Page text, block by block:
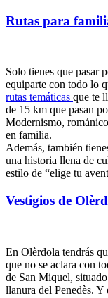
Rutas para
Solo tienes que pasar
equiparte con todo lo
rutas temáticas que te
de 15 km que pasan
Modernismo,
en familia.
Además, también
una historia llena de
estilo de “elige tu
Vestigios de
En Olèrdola tendrás
que no se aclara con
de San Miquel,
llanura del Penedès. Y